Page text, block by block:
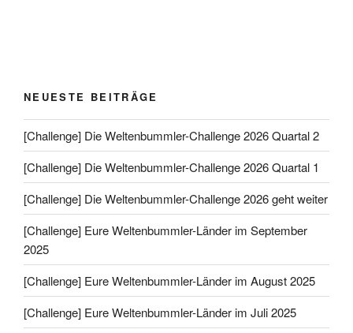
NEUESTE BEITRÄGE
[Challenge] Die Weltenbummler-Challenge 2026 Quartal 2
[Challenge] Die Weltenbummler-Challenge 2026 Quartal 1
[Challenge] Die Weltenbummler-Challenge 2026 geht weiter
[Challenge] Eure Weltenbummler-Länder im September
2025
[Challenge] Eure Weltenbummler-Länder im August 2025
[Challenge] Eure Weltenbummler-Länder im Juli 2025